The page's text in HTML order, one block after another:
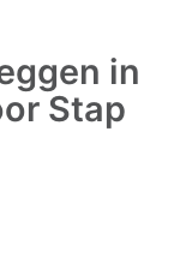
in
Stap